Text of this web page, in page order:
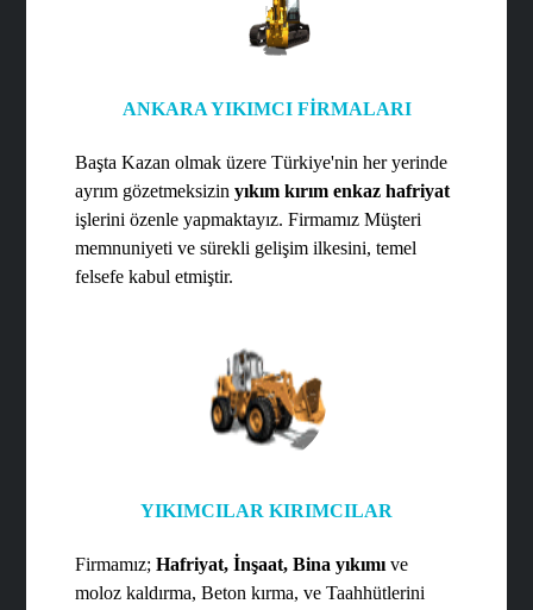
ANKARA YIKIMCI FİRMALARI
Başta Kazan olmak üzere Türkiye'nin her yerinde
ayrım gözetmeksizin yıkım kırım enkaz hafriyat
işlerini özenle yapmaktayız. Firmamız Müşteri
memnuniyeti ve sürekli gelişim ilkesini, temel
felsefe kabul etmiştir.
YIKIMCILAR KIRIMCILAR
Firmamız; Hafriyat, İnşaat, Bina yıkımıve
moloz kaldırma, Beton kırma, ve Taahhütlerini